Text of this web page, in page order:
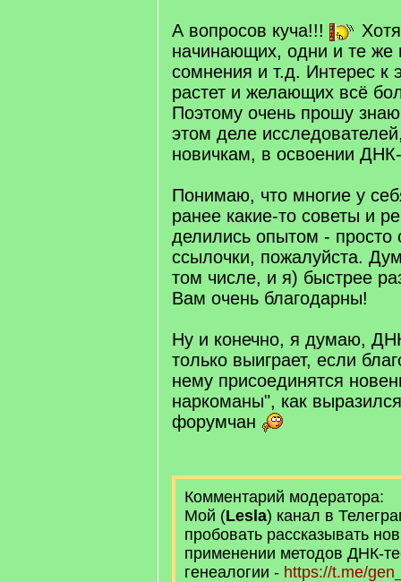
А вопросов куча!!!
начинающих, одни и те же
сомнения и т.д. Интерес к
растет и желающих всё
Поэтому очень прошу
этом деле
новичкам, в освоении
Понимаю, что многие у
ранее какие-то советы и
делились опытом - просто
ссылочки, пожалуйста.
том числе, и я) быстрее
Вам очень благодарны!
Ну и конечно, я думаю,
только выиграет, если
нему присоединятся
наркоманы", как
форумчан
Комментарий модератора:
Мой (Lesla) канал в
пробовать рассказывать
применении методов ДНК-
генеалогии - https://t.me/